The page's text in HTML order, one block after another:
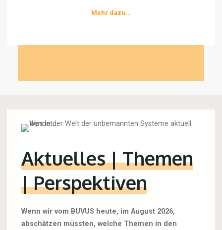
Mehr dazu...
Aufruf
Aktuelles | Themen
| Perspektiven
Wenn wir vom BUVUS heute, imAugust 2026,
abschätzen müssten, welche Themen in den